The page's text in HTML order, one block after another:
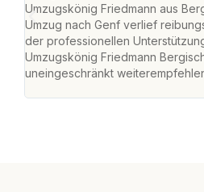
Umzugskönig Friedmann aus
Umzug nach Genf verlief
der professionellen
Umzugskönig Friedmann
uneingeschränkt